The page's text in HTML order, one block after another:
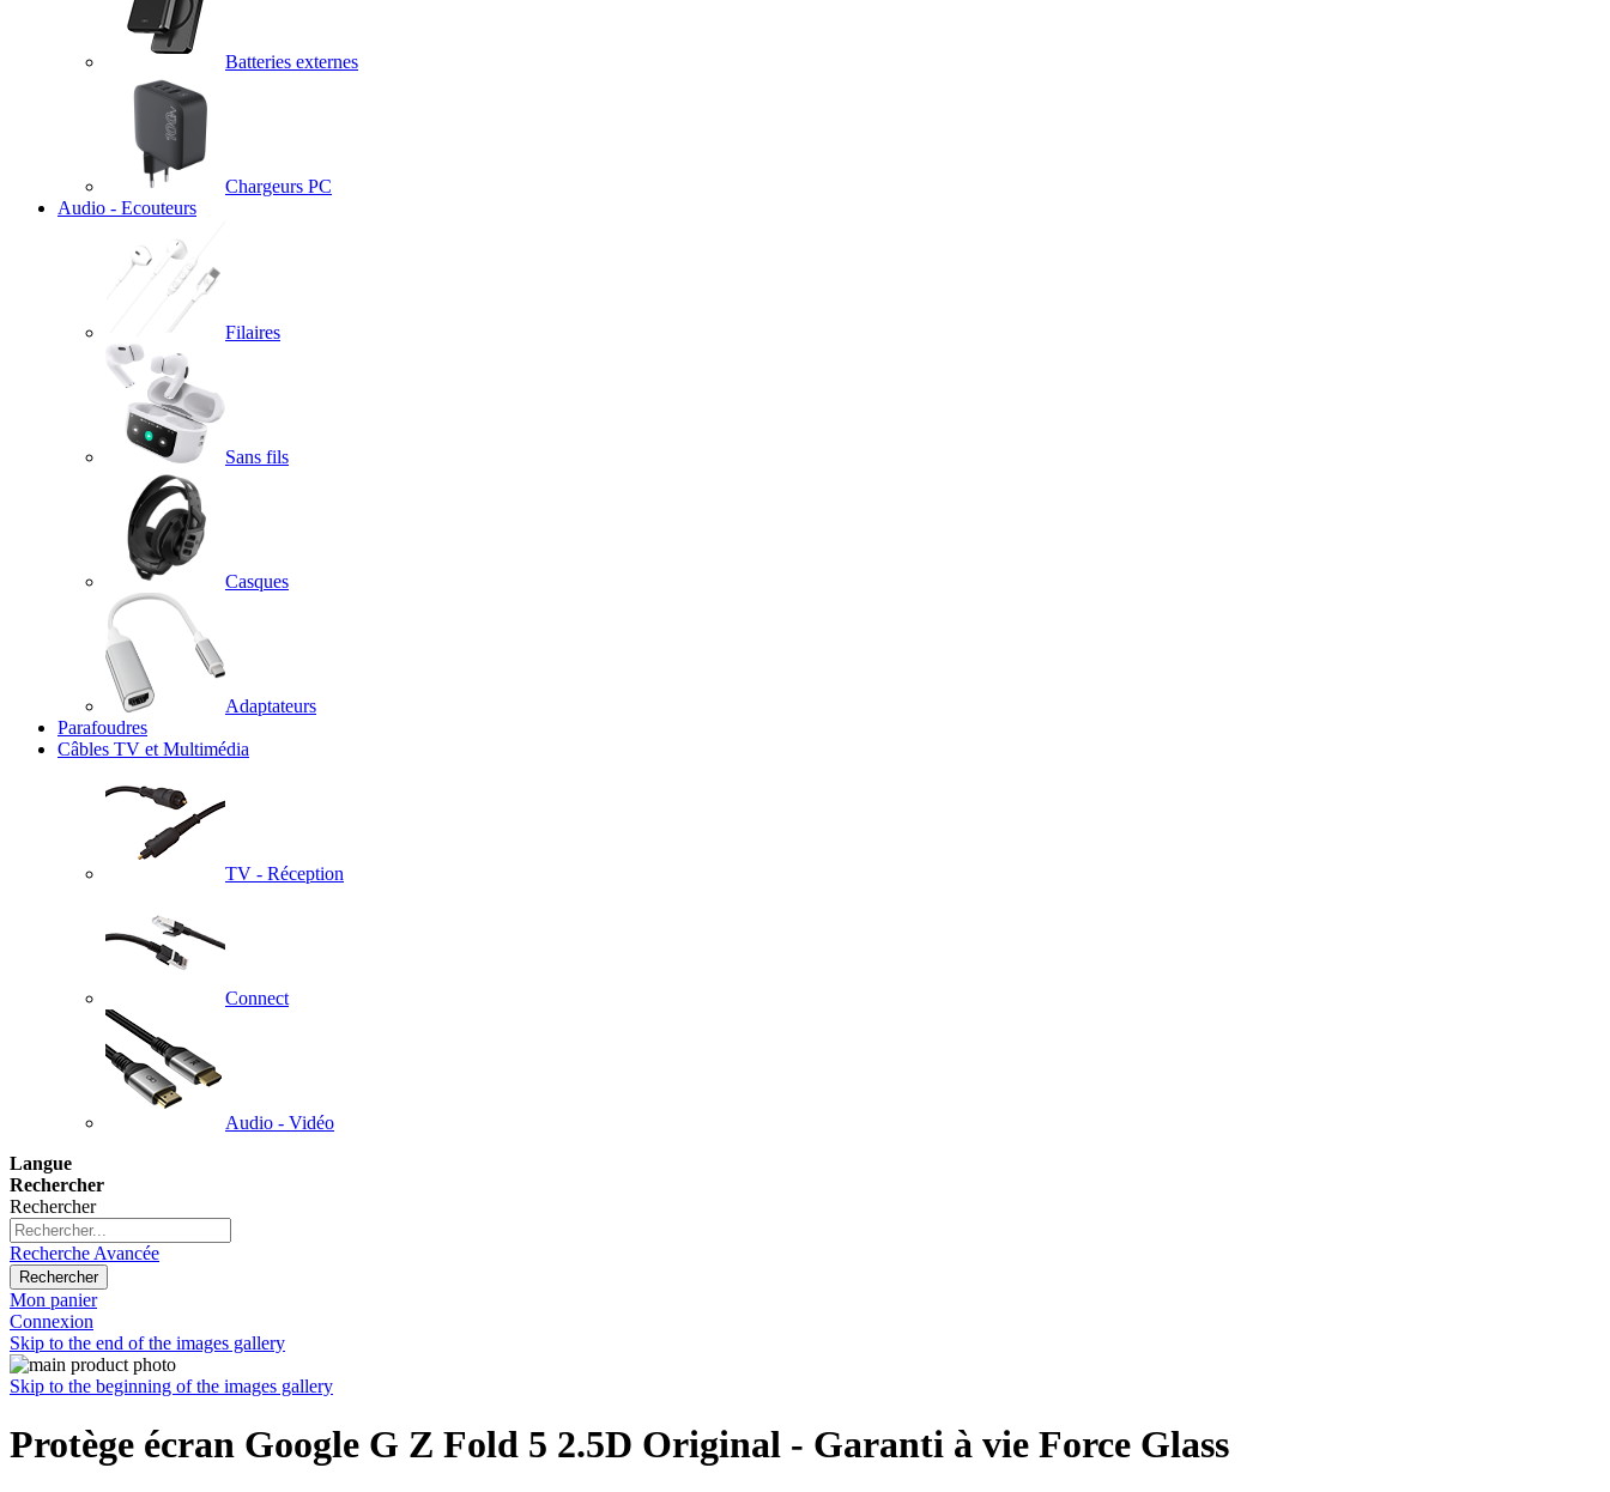
Batteries externes
Chargeurs PC
Audio - Ecouteurs
Filaires
Sans fils
Casques
Adaptateurs
Parafoudres
Câbles TV et Multimédia
TV - Réception
Connect
Audio - Vidéo
Langue
Rechercher
Rechercher
Recherche Avancée
Rechercher
Mon panier
Connexion
Skip to the end of the images gallery
Skip to the beginning of the images gallery
Protège écran Google G Z Fold 5 2.5D Original - Garanti à vie Force Glass